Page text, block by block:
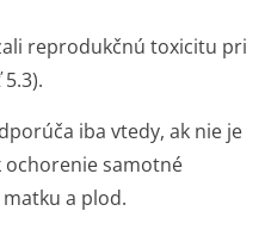
reprodukčnú toxicitu pri
iba vtedy, ak nie je
ochorenie samotné
a plod.